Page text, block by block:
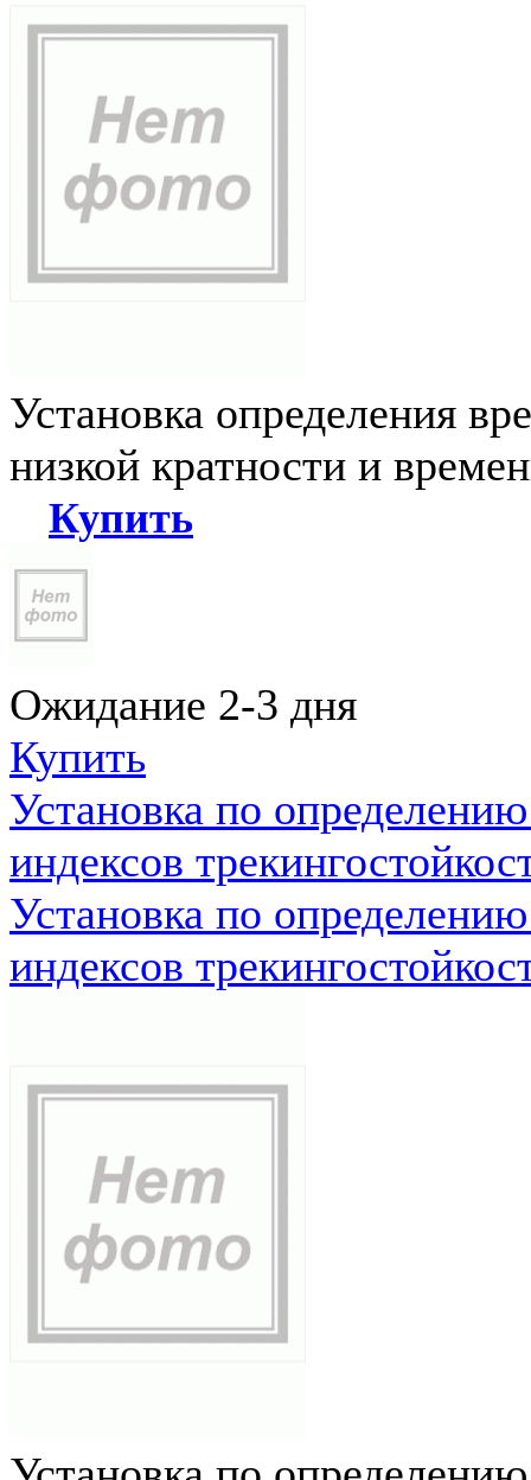
Установка определения
низкой кратности и
Купить
Ожидание 2-3 дня
Купить
Установка по
индексов
Установка по
индексов